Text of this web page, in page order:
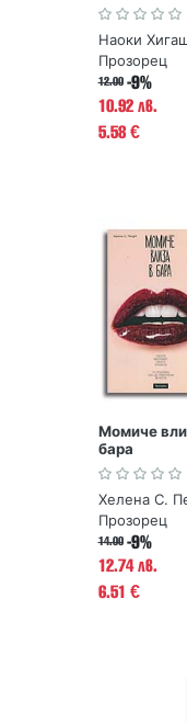
Наоки
Прозорец
12.00 -9%
10.92 лв.
5.58€
Момиче
бара
Прозорец
14.00 -9%
12.74 лв.
6.51 €